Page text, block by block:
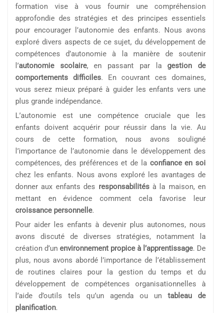
formation vise à vous fournir une compréhension
approfondie des stratégies et des principes essentiels
pour encourager l’autonomie des enfants. Nous avons
exploré divers aspects de ce sujet, du développement de
compétences d’autonomie à la manière de soutenir
l’autonomie scolaire, en passant par lagestion de
comportements difficiles. En couvrant ces domaines,
vous serez mieux préparé à guider les enfants vers une
plus grande indépendance.
L’autonomie est une compétence cruciale que les
enfants doivent acquérir pour réussir dans la vie. Au
cours de cette formation, nous avons souligné
l’importance de l’autonomie dans le développement des
compétences, des préférences et de la confiance en soi
chez les enfants. Nous avons exploré les avantages de
donner aux enfants des responsabilitésà la maison, en
mettant en évidence comment cela favorise leur
croissance personnelle.
Pour aider les enfants à devenir plus autonomes, nous
avons discuté de diverses stratégies, notamment la
création d’un environnement propice à l’apprentissage. De
plus, nous avons abordé l’importance de l’établissement
de routines claires pour la gestion du temps et du
développement de compétences organisationnelles à
l’aide d’outils tels qu’un agenda ou un tableau de
planification.